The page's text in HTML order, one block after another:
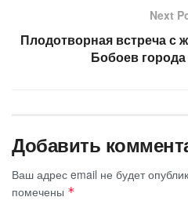
Next
Плодотворная встреча с
Бобоев
Добавить
Ваш адрес email не будет
помечены *